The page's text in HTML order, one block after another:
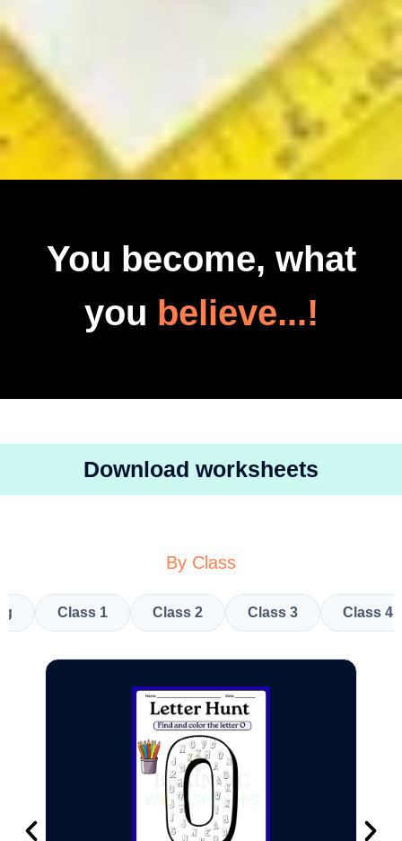
You become, what
you believe...!
Download worksheets
By Class
Class 1 Class 2 Class 3 Class 4